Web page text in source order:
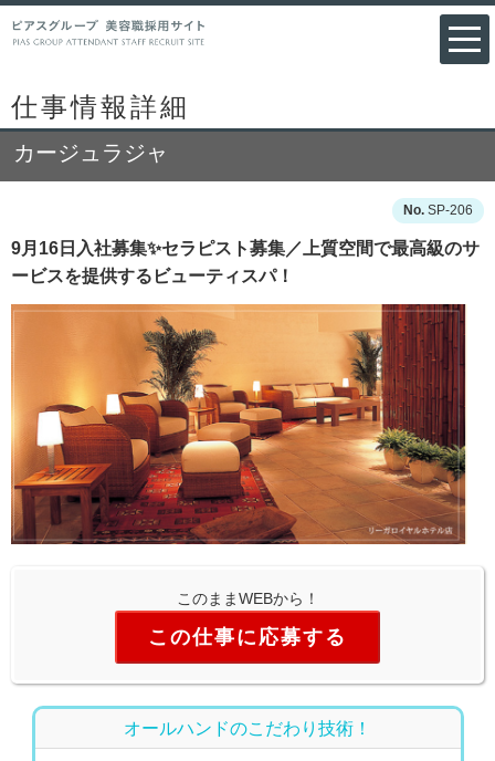
仕事情報詳細
カージュラジャ
SP-206
9月16日入社募集✨セラピスト募集／上質空間で最高級のサ
ービスを提供するビューティスパ！
このままWEBから！
この仕事に応募する
オールハンドのこだわり技術！